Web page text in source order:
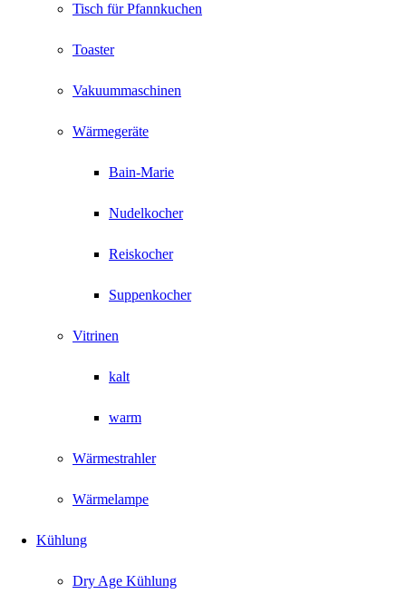
Tisch für Pfannkuchen
Toaster
Vakuummaschinen
Wärmegeräte
Bain-Marie
Nudelkocher
Reiskocher
Suppenkocher
Vitrinen
kalt
warm
Wärmestrahler
Wärmelampe
Kühlung
Dry Age Kühlung